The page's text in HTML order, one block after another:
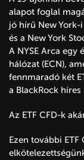
alapot foglal
jó hírű New York-
és a New York
A NYSE Arca
hálózat (ECN),
fennmaradó két
a BlackRock híres
Az ETF CFD-k
Ezen további